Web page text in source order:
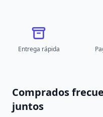
Entrega rápida
Comprados
juntos